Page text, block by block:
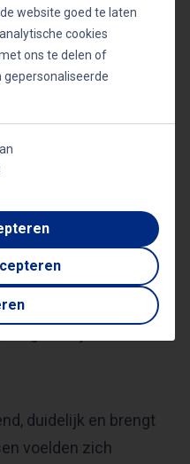
als je diversiteit &
over hoe je
Op een
Chanel het
en de processen
Daarnaast gaf ze
dat op een andere
Chanel
duidelijk en brengt
voelden zich
website goed te laten
cookies
ons te delen of